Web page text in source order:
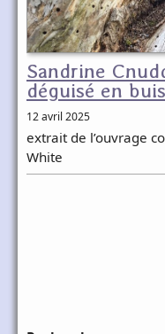
Sandrine
déguisé en
12 avril 2025
extrait de l’ouvrage
White